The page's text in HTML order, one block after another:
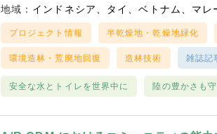
地域： インドネシア タイ ベトナム マレ
プロジェクト情報 半乾燥地・乾燥地緑化
環境造林・荒廃地回復 造林技術 雑誌記
安全な水とトイレを世界中に 陸の豊かさも守